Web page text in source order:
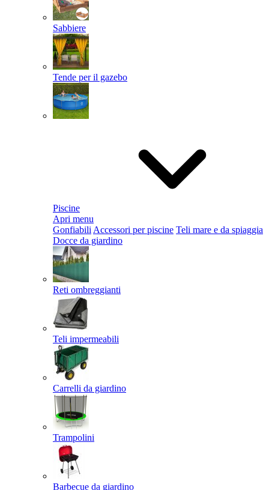
Sabbiere
Tende per il gazebo
Piscine
Apri menu
Gonfiabili Accessori per piscine Teli mare e da spiaggia
Docce da giardino
Reti ombreggianti
Teli impermeabili
Carrelli da giardino
Trampolini
Barbecue da giardino